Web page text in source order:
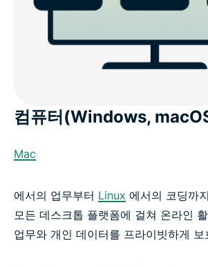
컴퓨터(Windows,
Mac
에서의 업무부터 Linux 에서의 코딩까
모든 데스크톱 플랫폼에 걸쳐 온라인
업무와 개인 데이터를 프라이빗하게